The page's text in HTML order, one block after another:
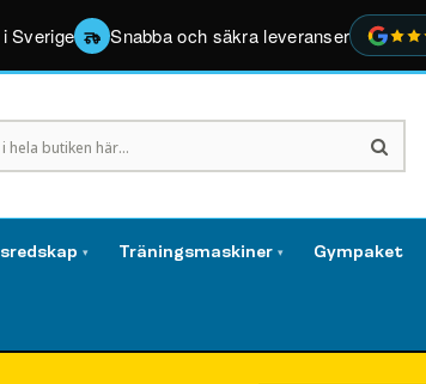
Sverige Snabba och säkra leveranser
▾ Träningsmaskiner ▾ Gympaket